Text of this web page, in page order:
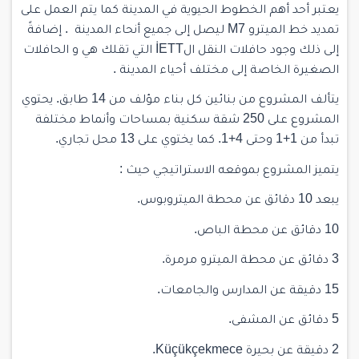
يعتبر أحد أهم الخطوط الحيوية في المدينة كما يتم العمل على
تمديد خط الميترو M7 ليصل إلى جميع أنحاء المدينة . إضافةً
إلى ذلك وجود حافلات النقل الİETT التي تقلك هي و الحافلات
الصغيرة الخاصة إلى مختلف أحياء المدينة .
يتألف المشروع من بنائين كل بناء مؤلف من 14 طابق. يحتوي
المشروع على 250 شقة سكنية بمساحات وأنماط مختلفة
تبدأ من 1+1 وحتى 4+1. كما يختوي على 13 محل تجاري.
يتميز المشروع بموقعه الاستراتيجي حيث :
يبعد 10 دقائق عن محطة الميتروبوس.
10 دقائق عن محطة الباص.
3 دقائق عن محطة الميترو مرمرة.
15 دقيقة عن المدارس والجامعات.
5 دقائق عن المشفى.
2 دقيقة عن بحيرة Küçükçekmece.